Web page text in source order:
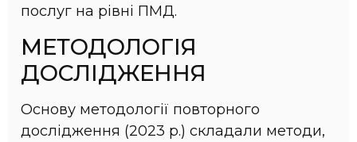
послуг на рівні ПМД.
МЕТОДОЛОГІЯ
ДОСЛІДЖЕННЯ
Основу методології повторного
дослідження (2023 р.) складали методи,